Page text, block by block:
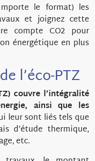
le format) les
et joignez cette
compte CO2 pour
énergétique en plus
l’éco-PTZ
couvre l’intégralité
ainsi que les
leur sont liés tels que
d’étude thermique,
etc.